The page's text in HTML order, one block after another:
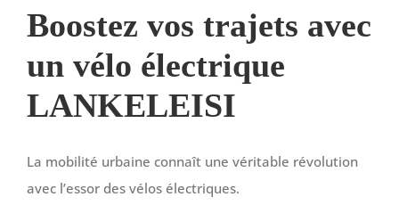
Boostez vos trajets avec
un vélo électrique
LANKELEISI
La mobilité urbaine connaît une véritable révolution
avec l’essor des vélos électriques.